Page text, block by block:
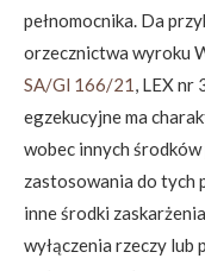
pełnomocnika. Da
orzecznictwa wyroku
SA/Gl 166/21, LEX nr
egzekucyjne ma
wobec innych
zastosowania do tych
inne środki
wyłączenia rzeczy lub